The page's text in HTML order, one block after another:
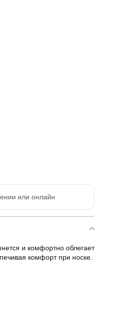
или онлайн
и комфортно облегает
комфорт при носке.